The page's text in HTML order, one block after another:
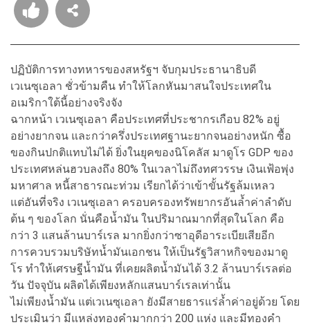
ปฏิบัติการทางทหารของสหรัฐฯ จับกุมประธานาธิบดี
เวเนซุเอลา ชั่วข้ามคืน ทำให้โลกหันมาสนใจประเทศใน
อเมริกาใต้นี้อย่างจริงจัง
ฉากหน้า เวเนซุเอลา คือประเทศที่ประชากรเกือบ 82% อยู่
อย่างยากจน และกว่าครึ่งประเทศฐานะยากจนอย่างหนัก ซื้อ
ของกินปกติแทบไม่ได้ ยิ่งในยุคของนิโคลัส มาดูโร GDP ของ
ประเทศหล่นฮวบลงถึง 80% ในเวลาไม่ถึงทศวรรษ เงินเฟ้อพุ่ง
มหาศาล หนี้สาธารณะท่วม เรียกได้ว่าเข้าขั้นรัฐล้มเหลว
แต่อันที่จริง เวเนซุเอลา ครอบครองทรัพยากรอันล้ำค่าลำดับ
ต้น ๆ ของโลก นั่นคือน้ำมัน ในปริมาณมากที่สุดในโลก คือ
กว่า 3 แสนล้านบาร์เรล มากยิ่งกว่าซาอุดีอาระเบียเสียอีก
การควบรวมบริษัทน้ำมันเอกชน ให้เป็นรัฐวิสาหกิจของมาดู
โร ทำให้เศรษฐีน้ำมัน ที่เคยผลิตน้ำมันได้ 3.2 ล้านบาร์เรลต่อ
วัน ปัจจุบัน ผลิตได้เพียงหลักแสนบาร์เรลเท่านั้น
ไม่เพียงน้ำมัน แต่เวเนซุเอลา ยังมีสายธารแร่ล้ำค่าอยู่ด้วย โดย
ประเมินว่า มีแหล่งทองคำมากกว่า 200 แห่ง และมีทองคำ